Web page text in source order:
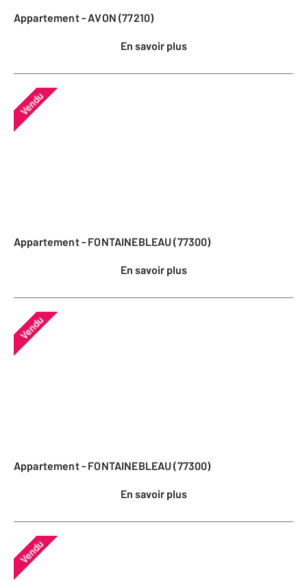
Appartement - AVON (77210)
En savoir plus
Vendu
Appartement - FONTAINEBLEAU (77300)
En savoir plus
Vendu
Appartement - FONTAINEBLEAU (77300)
En savoir plus
Vendu